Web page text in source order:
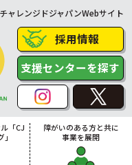
チャレンジドジャパンWebサイト
採用情報
支援センターを探す
「CJ
障がいのある方と共に
事業を展開